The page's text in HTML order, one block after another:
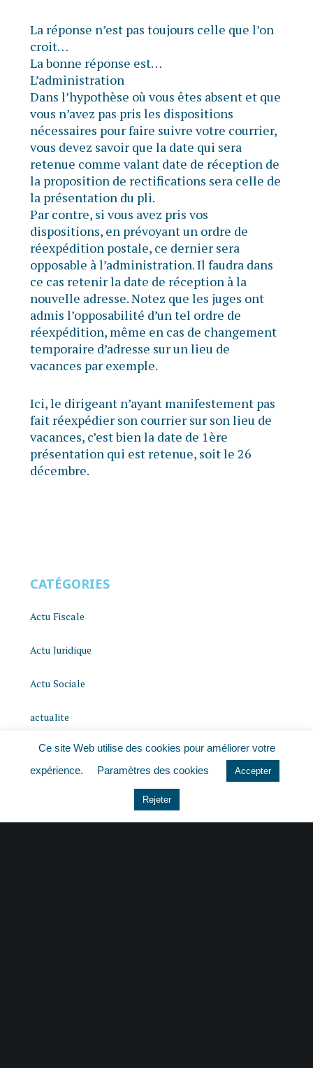
La réponse n’est pas toujours celle que l’on
croit…
La bonne réponse est…
L’administration
Dans l’hypothèse où vous êtes absent et que
vous n’avez pas pris les dispositions
nécessaires pour faire suivre votre courrier,
vous devez savoir que la date qui sera
retenue comme valant date de réception de
la proposition de rectifications sera celle de
la présentation du pli.
Par contre, si vous avez pris vos
dispositions, en prévoyant un ordre de
réexpédition postale, ce dernier sera
opposable à l’administration. Il faudra dans
ce cas retenir la date de réception à la
nouvelle adresse. Notez que les juges ont
admis l’opposabilité d’un tel ordre de
réexpédition, même en cas de changement
temporaire d’adresse sur un lieu de
vacances par exemple.
Ici, le dirigeant n’ayant manifestement pas
fait réexpédier son courrier sur son lieu de
vacances, c’est bien la date de 1ère
présentation qui est retenue, soit le 26
décembre.
CATÉGORIES
Actu Fiscale
Actu Juridique
Actu Sociale
actualite
histoire
Ce site Web utilise des cookies pour améliorer votre
expérience.
Paramètres des cookies Accepter
Rejeter